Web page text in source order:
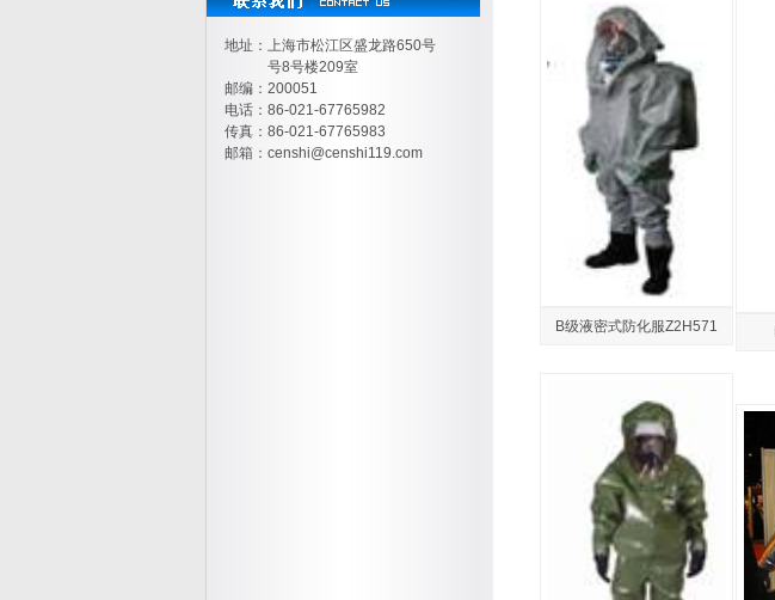
地址：上海市松江区盛龙路650号
号8号楼209室
邮编：200051
电话：86-021-67765982
传真：86-021-67765983
邮箱： censhi@censhi119.com
B级液密式防化服Z2H571